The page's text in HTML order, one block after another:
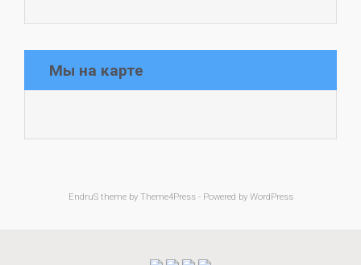
Мы на карте
EndruStheme by Theme4Press - Powered by WordPress